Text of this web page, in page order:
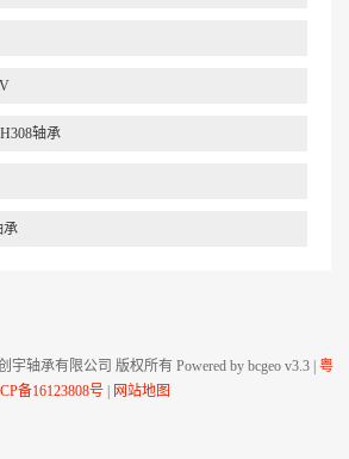
轴承
承
宇轴承有限公司 版权所有 Powered by bcgeo v3.3 | 粤
备16123808号| 网站地图